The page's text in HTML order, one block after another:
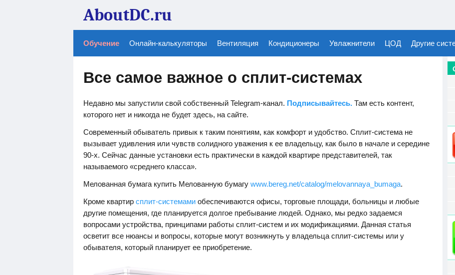
AboutDC.ru
Обучение Онлайн-калькуляторы Вентиляция Кондиционеры Увлажнители ЦОД Другие
Все самое важное о сплит-системах
Недавно мы запустили свой собственный Telegram-канал. Подписывайтесь. Там есть контент,
которого нет и никогда не будет здесь, на сайте.
Современный обыватель привык к таким понятиям, как комфорт и удобство. Сплит-система не
вызывает удивления или чувств солидного уважения к ее владельцу, как было в начале и середине
90-х. Сейчас данные установки есть практически в каждой квартире представителей, так
называемого «среднего класса».
Мелованная бумага купить Мелованную бумагу www.bereg.net/catalog/melovannaya_bumaga.
Кроме квартир сплит-системами обеспечиваются офисы, торговые площади, больницы и любые
другие помещения, где планируется долгое пребывание людей. Однако, мы редко задаемся
вопросами устройства, принципами работы сплит-систем и их модификациями. Данная статья
осветит все нюансы и вопросы, которые могут возникнуть у владельца сплит-системы или у
обывателя, который планирует ее приобретение.